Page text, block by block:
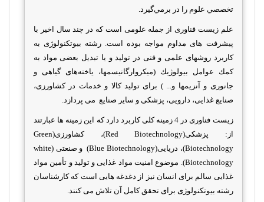
تخصصي‌ علوم‌ را در برمي‌گيرد.
علم زیست فناوری از جمله علومی است که در چند سال اخیر با
پیشرفت های مداوم مواجه بوده است. رشته بیوتکنولوژی به
كاربرد روشهای علمی و فنی در تولید و یا تبدیل بعضی مواد به
كمك عوامل بیولوژیك (میكروارگانیسمها، یاخته‌های گیاهی و
جانوری و آنزیمها و... ) برای تولید كالا و خدمات در كشاورزی،
صنایع غذایی، دارویی، پزشكی و سایر صنایع می پردازد.
زیست فناوری در 4 زمینه کلی کاربرد دارد که این زمینه ها عبارتند
از: پزشکی(Red Biotechnology)، کشاورزی(Green
Biotechnology)، دریایی(Blue Biotechnology) و صنعتی (white
Biotechnology). موضوع امنیت مواد غذایی و تولید و تأمین مواد
غذایی سالم برای انسان نیز از دغدغه هایی است که کارشناسان
رشته بیوتکنولوژی برای تحقق کامل آن تلاش می کنند.